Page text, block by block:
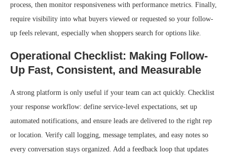
process, then monitor responsiveness with performance metrics. Finally,
require visibility into what buyers viewed or requested so your follow-
up feels relevant, especially when shoppers search for options like.
Operational Checklist: Making Follow-
Up Fast, Consistent, and Measurable
A strong platform is only useful if your team can act quickly. Checklist
your response workflow: define service-level expectations, set up
automated notifications, and ensure leads are delivered to the right rep
or location. Verify call logging, message templates, and easy notes so
every conversation stays organized. Add a feedback loop that updates